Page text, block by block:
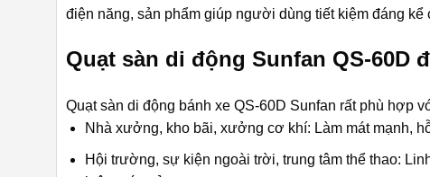
điện năng, sản phẩm giúp người dùng tiết kiệm đáng kể
Quạt sàn di động Sunfan QS-60D
Quạt sàn di động bánh xe QS-60D Sunfan rất phù hợp
Nhà xưởng, kho bãi, xưởng cơ khí: Làm mát mạnh,
Hội trường, sự kiện ngoài trời, trung tâm thể thao: